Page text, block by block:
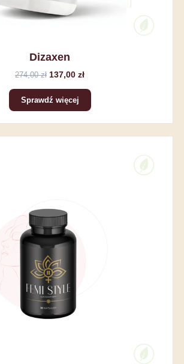
Dizaxen
274,00 zł 137,00 zł
Sprawdź więcej